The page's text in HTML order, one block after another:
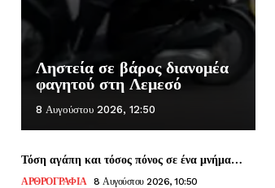
Ληστεία σε βάρος διανομέα
φαγητού στη Λεμεσό
8 Αυγούστου 2026, 12:50
Τόση αγάπη και τόσος πόνος σε ένα μνήμα…
ΑΡΘΡΟΓΡΑΦΙΑ 8 Αυγούστου 2026, 10:50